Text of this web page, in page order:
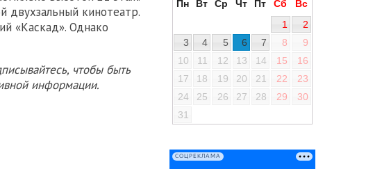
двухзальный кинотеатр.
«Каскад». Однако
чтобы быть
информации.
Пн Вт Ср Чт Пт Сб
Вс
1
2
3
4 5 6 7 8
9
10
11 12 13 14 15
16
17
18 19 20 21 22
23
24
25 26 27 28 29
30
31
СОЦРЕКЛАМА